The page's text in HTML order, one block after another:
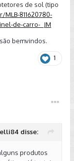
de sol (tipo
811620780-
de-carro-_JM
bemvindos.
1
disse:
produtos